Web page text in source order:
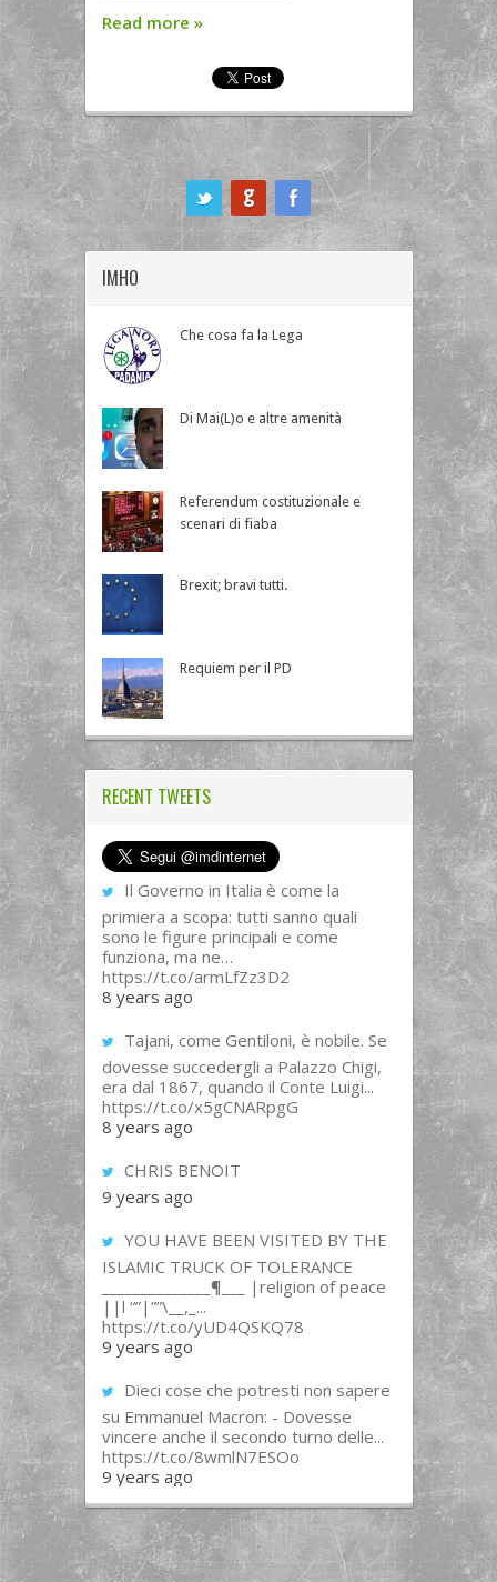
Read more »
IMHO
Che cosa fa la Lega
Di Mai(L)o e altre amenità
Referendum costituzionale e
scenari di fiaba
Brexit; bravi tutti.
Requiem per il PD
RECENT TWEETS
Il Governo in Italia è come la
primiera a scopa: tutti sanno quali
sono le figure principali e come
funziona, ma ne…
https://t.co/armLfZz3D2
8 years ago
Tajani, come Gentiloni, è nobile. Se
dovesse succedergli a Palazzo Chigi,
era dal 1867, quando il Conte Luigi...
https://t.co/x5gCNARpgG
8 years ago
CHRIS BENOIT
9 years ago
YOU HAVE BEEN VISITED BY THE
ISLAMIC TRUCK OF TOLERANCE
______________¶___ |religion of peace
||l “”|””\__,_...
https://t.co/yUD4QSKQ78
9 years ago
Dieci cose che potresti non sapere
su Emmanuel Macron: - Dovesse
vincere anche il secondo turno delle...
https://t.co/8wmlN7ESOo
9 years ago